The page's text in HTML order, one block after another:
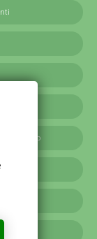
di Milano